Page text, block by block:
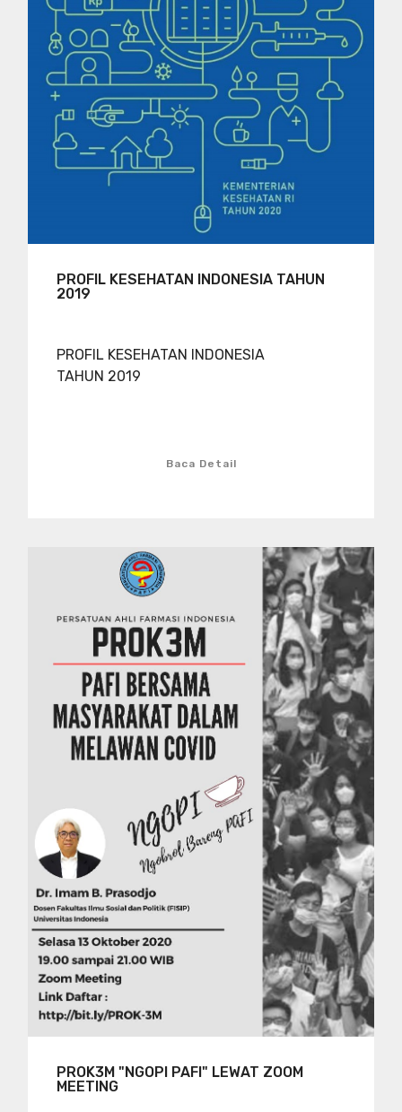
PROFIL KESEHATAN INDONESIA TAHUN
2019
PROFIL KESEHATAN INDONESIA
TAHUN 2019
Baca Detail
PROK3M "NGOPI PAFI" LEWAT ZOOM
MEETING